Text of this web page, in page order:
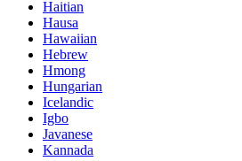
Haitian
Hausa
Hawaiian
Hebrew
Hmong
Hungarian
Icelandic
Igbo
Javanese
Kannada